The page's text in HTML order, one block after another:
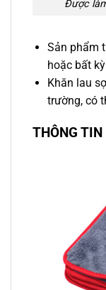
Được
Sản phẩm
hoặc bất
Khăn lau
trường, có
THÔNG